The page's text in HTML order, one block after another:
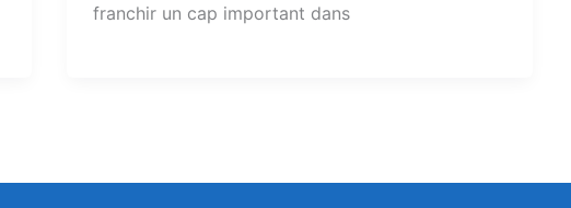
franchir un cap important dans